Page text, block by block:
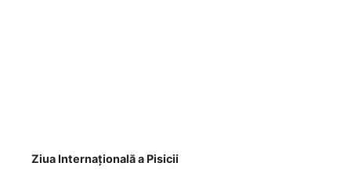
Ziua Internațională a Pisicii